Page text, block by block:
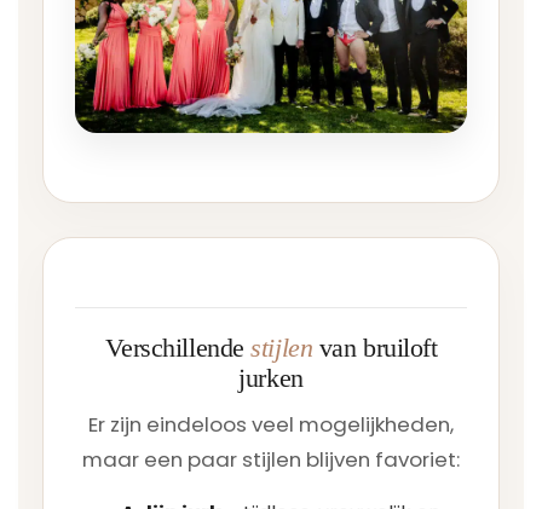
Verschillendestijlen van bruiloft
jurken
Er zijn eindeloos veel mogelijkheden,
maar een paar stijlen blijven favoriet: